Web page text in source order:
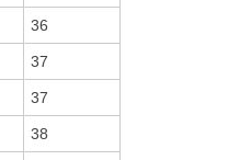
36
37
37
38